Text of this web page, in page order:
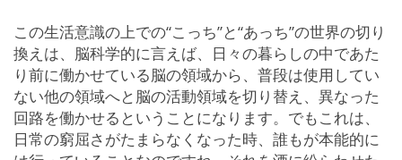
この生活意識の上での“こっち”と“あっち”の世界の切り
換えは、脳科学的に言えば、日々の暮らしの中であた
り前に働かせている脳の領域から、普段は使用してい
ない他の領域へと脳の活動領域を切り替え、異なった
回路を働かせるということになります。でもこれは、
日常の窮屈さがたまらなくなった時、誰もが本能的に